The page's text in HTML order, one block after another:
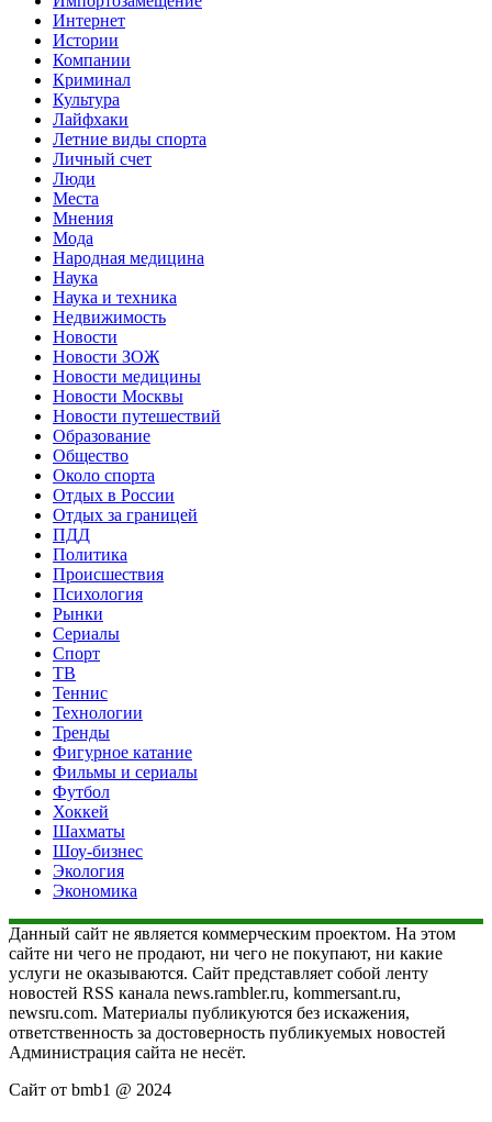
Интернет
Истории
Компании
Криминал
Культура
Лайфхаки
Летние виды спорта
Личный счет
Люди
Места
Мнения
Мода
Народная медицина
Наука
Наука и техника
Недвижимость
Новости
Новости ЗОЖ
Новости медицины
Новости Москвы
Новости путешествий
Образование
Общество
Около спорта
Отдых в России
Отдых за границей
ПДД
Политика
Происшествия
Психология
Рынки
Сериалы
Спорт
ТВ
Теннис
Технологии
Тренды
Фигурное катание
Фильмы и сериалы
Футбол
Хоккей
Шахматы
Шоу-бизнес
Экология
Экономика
Данный сайт не является коммерческим проектом. На этом
сайте ни чего не продают, ни чего не покупают, ни какие
услуги не оказываются. Сайт представляет собой ленту
новостей RSS канала news.rambler.ru, kommersant.ru,
newsru.com. Материалы публикуются без искажения,
ответственность за достоверность публикуемых новостей
Администрация сайта не несёт.
Сайт от bmb1 @ 2024